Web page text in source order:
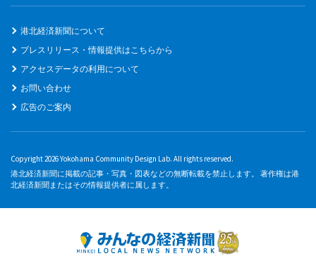
港北経済新聞について
プレスリリース・情報提供はこちらから
アクセスデータの利用について
お問い合わせ
広告のご案内
Copyright 2026 Yokohama Community Design Lab. All rights reserved.
港北経済新聞に掲載の記事・写真・図表などの無断転載を禁止します。 著作権は港
北経済新聞またはその情報提供者に属します。